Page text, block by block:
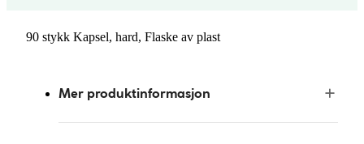
90 stykk Kapsel, hard, Flaske av plast
Mer produktinformasjon